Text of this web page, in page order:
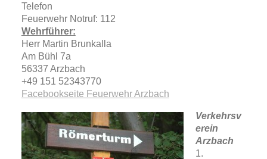
Telefon
Feuerwehr Notruf: 112
Wehrführer:
Herr Martin Brunkalla
Am Bühl 7a
56337 Arzbach
+49 151 52343770
Facebookseite Feuerwehr Arzbach
Verkehrsv
erein
Arzbach
1.